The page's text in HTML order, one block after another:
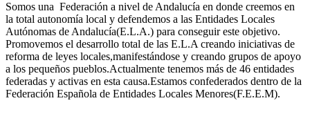
Somos una Federación a nivel de Andalucía en donde creemos en
la total autonomía local y defendemos a las Entidades Locales
Autónomas de Andalucía(E.L.A.) para conseguir este objetivo.
Promovemos el desarrollo total de las E.L.A creando iniciativas de
reforma de leyes locales,manifestándose y creando grupos de apoyo
a los pequeños pueblos.Actualmente tenemos más de 46 entidades
federadas y activas en esta causa.Estamos confederados dentro de la
Federación Española de Entidades Locales Menores(F.E.E.M).